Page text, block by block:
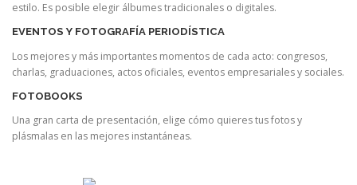
estilo. Es posible elegir álbumes tradicionales o digitales.
EVENTOS Y FOTOGRAFÍA PERIODÍSTICA
Los mejores y más importantes momentos de cada acto: congresos,
charlas, graduaciones, actos oficiales, eventos empresariales y sociales.
FOTOBOOKS
Una gran carta de presentación, elige cómo quieres tus fotos y
plásmalas en las mejores instantáneas.